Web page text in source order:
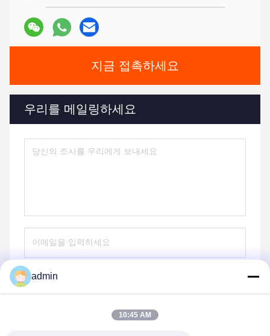
지금 접촉하세요
우리를 메일링하세요
전송
admin
10:45 AM